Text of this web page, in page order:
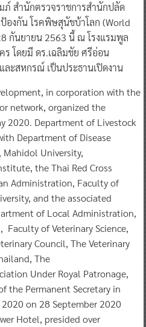
ภ์ สํานักตรวจราชการสํานักปลัด
องกัน โรคพิษสุนัขบ้าโลก (World
กันยายน 2563 นี้ ณ โรงแรมพูล
ร โดยมี ดร.เฉลิมชัย ศรีอ่อน
ละสหกรณ์ เป็นประธานเปิดงาน
in corporation with the
network, organized the
2020. Department of Livestock
Department of Disease
University,
the Thai Red Cross
Administration, Faculty of
and the associated
of Local Administration,
of Veterinary Science,
Council, The Veterinary
The
Under Royal Patronage,
the Permanent Secretary in
on 28 September 2020
Hotel, presided over